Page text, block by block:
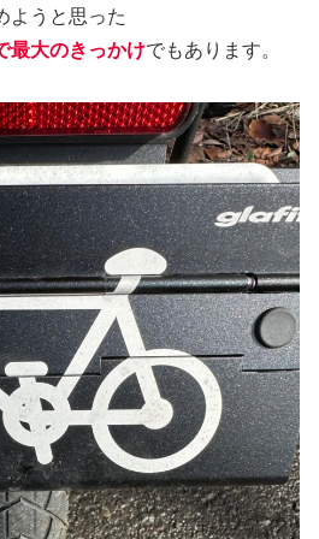
ようと思った
最大のきっかけでもあります。